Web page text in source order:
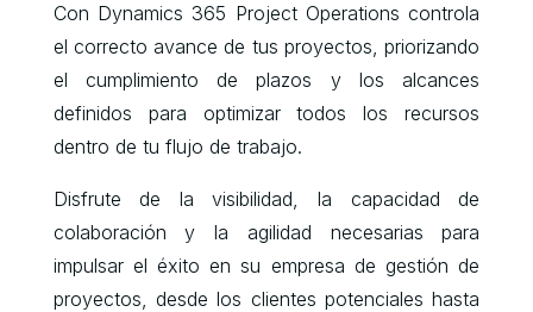
Con Dynamics 365 Project Operations controla
el correcto avance de tus proyectos, priorizando
el cumplimiento de plazos y los alcances
definidos para optimizar todos los recursos
dentro de tu flujo de trabajo.
Disfrute de la visibilidad, la capacidad de
colaboración y la agilidad necesarias para
impulsar el éxito en su empresa de gestión de
proyectos, desde los clientes potenciales hasta